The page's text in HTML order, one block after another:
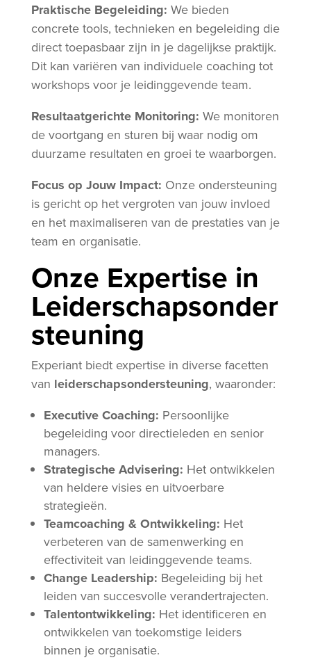
Praktische Begeleiding: We bieden
concrete tools, technieken en begeleiding die
direct toepasbaar zijn in je dagelijkse praktijk.
Dit kan variëren van individuele coaching tot
workshops voor je leidinggevende team.
Resultaatgerichte Monitoring: We monitoren
de voortgang en sturen bij waar nodig om
duurzame resultaten en groei te waarborgen.
Focus op Jouw Impact: Onze ondersteuning
is gericht op het vergroten van jouw invloed
en het maximaliseren van de prestaties van je
team en organisatie.
Onze Expertise in
Leiderschapsonder
steuning
Experiant biedt expertise in diverse facetten
van leiderschapsondersteuning, waaronder:
Executive Coaching: Persoonlijke
begeleiding voor directieleden en senior
managers.
Strategische Advisering: Het ontwikkelen
van heldere visies en uitvoerbare
strategieën.
Teamcoaching & Ontwikkeling: Het
verbeteren van de samenwerking en
effectiviteit van leidinggevende teams.
Change Leadership: Begeleiding bij het
leiden van succesvolle verandertrajecten.
Talentontwikkeling: Het identificeren en
ontwikkelen van toekomstige leiders
binnen je organisatie.